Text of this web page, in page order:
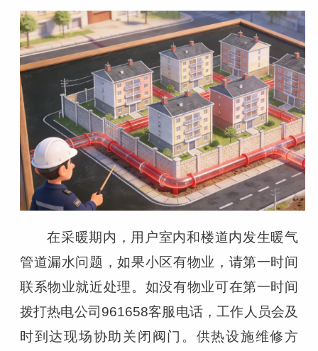
在采暖期内，用户室内和楼道内发生暖气
管道漏水问题，如果小区有物业，请第一时间
联系物业就近处理。如没有物业可在第一时间
拨打热电公司961658客服电话，工作人员会及
时到达现场协助关闭阀门。供热设施维修方